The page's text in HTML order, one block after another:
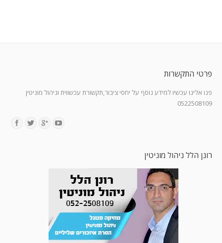
פרטי התקשרות
פנו אלינו עכשיו למידע נוסף על יחסי ציבור,תקשורת עכשווית וניהול מוניטין
0522508109
רונן הלל ניהול מוניטין